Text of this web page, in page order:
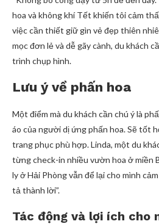
hoa và không khí Tết khiến tôi cảm
việc cần thiết giữ gìn vẻ đẹp thiên
mọc đơn lẻ và dễ gãy cành, du khách
trình chụp hình.
Lưu ý về phấn hoa
Một điểm mà du khách cần chú ý là
áo của người dị ứng phấn hoa. Sẽ tốt
trang phục phù hợp. Linda, một du
từng check-in nhiều vườn hoa ở miền
ly ở Hải Phòng vẫn để lại cho mình
tả thành lời”.
Tác động và lợi ích cho